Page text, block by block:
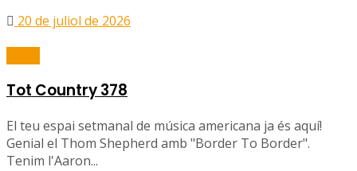
20 de juliol de 2026
Tot Country 378
El teu espai setmanal de música americana ja és aquí!
Genial el Thom Shepherd amb "Border To Border".
Tenim l'Aaron...